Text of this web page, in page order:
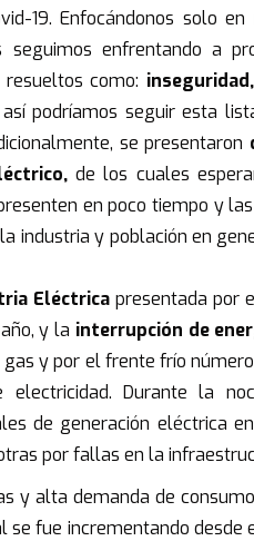
19. Enfocándonos solo en
enfrentando a
como:
podríamos seguir esta
se presentaron
de los cuales
en poco tiempo y
industria y población en
Eléctrica presentada por
y la interrupción de
y por el frente frío
electricidad. Durante la
de generación eléctrica
por fallas en la
y alta demanda de
se fue incrementando